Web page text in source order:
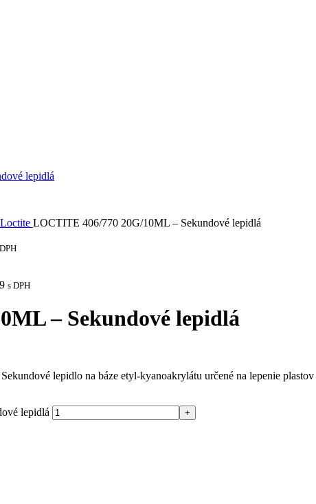
LOCTITE 406/770 20G/10ML – Sekundové lepidlá
s DPH
– Sekundové lepidlá
lepidlo na báze etyl-kyanoakrylátu určené na lepenie
lepidlá